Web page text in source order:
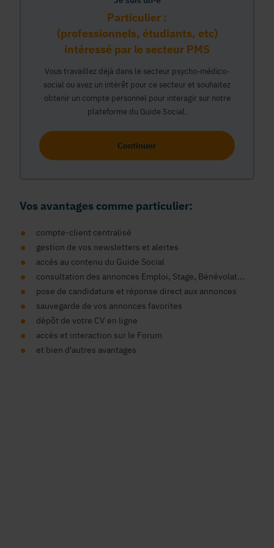
Particulier :
(professionnels, étudiants, etc)
intéressé par le secteur PMS
Vous travaillez déjà dans le secteur psycho-médico-
social ou avez un intérêt pour ce secteur et souhaitez
obtenir un compte personnel pour interagir sur notre
plateforme du Guide Social.
Continuer
Vos avantages comme particulier:
compte-client centralisé
gestion de vos newsletters et alertes
accés au contenu du Guide Social
consultation des annonces Emploi, Stage, Bénévolat...
pose de candidature et réponse direct aux annonces
sauvegarde de vos annonces favorites
dépôt de votre CV en ligne
accès et interaction sur le Forum
et bien d'autres avantages